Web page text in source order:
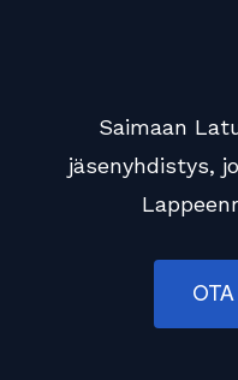
Saimaan
jäsenyhdistys,